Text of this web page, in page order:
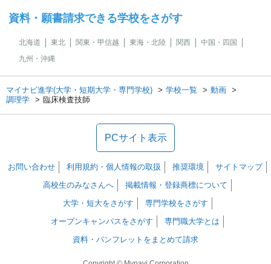
資料・願書請求できる学校をさがす
北海道 東北 関東・甲信越 東海・北陸 関西
中国・四国
九州・沖縄
マイナビ進学(大学・短期大学・専門学校) 学校一覧
動画
調理学
臨床検査技師
PCサイト表示
お問い合わせ 利用規約・個人情報の取扱 推奨環境
サイトマップ
高校生のみなさんへ
掲載情報・登録商標について
大学・短大をさがす
専門学校をさがす
オープンキャンパスをさがす
専門職大学とは
資料・パンフレットをまとめて請求